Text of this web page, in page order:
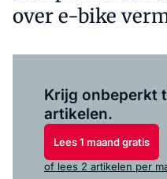
over e-bike
Krijg onbeperkt
artikelen.
Lees 1 maand gratis
of lees 2 artikelen per